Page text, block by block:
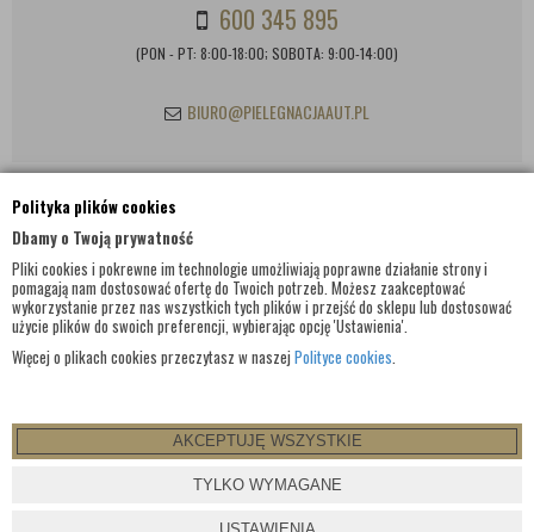
Polityka plików cookies
Dbamy o Twoją prywatność
Pliki cookies i pokrewne im technologie umożliwiają poprawne działanie strony i
pomagają nam dostosować ofertę do Twoich potrzeb. Możesz zaakceptować
wykorzystanie przez nas wszystkich tych plików i przejść do sklepu lub dostosować
użycie plików do swoich preferencji, wybierając opcję 'Ustawienia'.
Więcej o plikach cookies przeczytasz w naszej Polityce cookies.
AKCEPTUJĘ WSZYSTKIE
TYLKO WYMAGANE
600 345 895
(PON - PT: 8:00-18:00; SOBOTA: 9:00-14:00)
BIURO@PIELEGNACJAAUT.PL
INFORMACJE KONTAKTOWE
© WSZELKIE PRAWA ZASTRZEŻONE 2017 |PIELEGNACJAAUT.PL